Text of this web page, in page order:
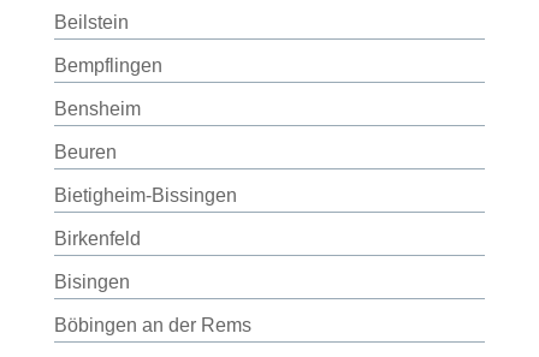
Beilstein
Bempflingen
Bensheim
Beuren
Bietigheim-Bissingen
Birkenfeld
Bisingen
Böbingen an der Rems